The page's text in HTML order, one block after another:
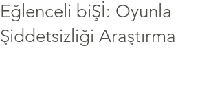
Eğlenceli biŞİ: Oyunla
Şiddetsizliği Araştırma